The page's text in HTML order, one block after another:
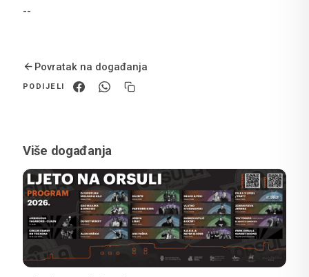
--
Povratak na događanja
PODIJELI
Više događanja